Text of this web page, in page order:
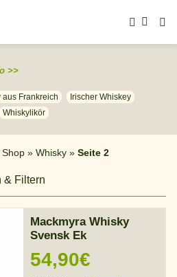
>>
aus Frankreich
Irischer Whiskey
Whiskylikör
» Whisky» Seite 2
& Filtern
Mackmyra Whisky
Svensk Ek
54,90€